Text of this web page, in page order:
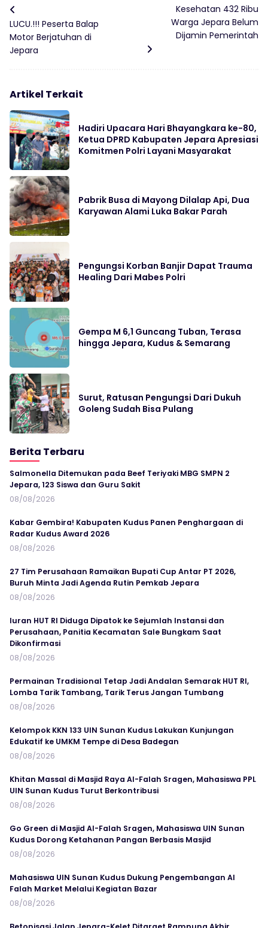
LUCU.!!! Peserta Balap
Motor Berjatuhan di
Jepara
Kesehatan 432 Ribu
Warga Jepara Belum
Dijamin Pemerintah
Artikel Terkait
Hadiri Upacara Hari Bhayangkara ke-80,
Ketua DPRD Kabupaten Jepara Apresiasi
Komitmen Polri Layani Masyarakat
Pabrik Busa di Mayong Dilalap Api, Dua
Karyawan Alami Luka Bakar Parah
Pengungsi Korban Banjir Dapat Trauma
Healing Dari Mabes Polri
Gempa M 6,1 Guncang Tuban, Terasa
hingga Jepara, Kudus & Semarang
Surut, Ratusan Pengungsi Dari Dukuh
Goleng Sudah Bisa Pulang
Berita Terbaru
Salmonella Ditemukan pada Beef Teriyaki MBG SMPN 2
Jepara, 123 Siswa dan Guru Sakit
08/08/2026
Kabar Gembira! Kabupaten Kudus Panen Penghargaan di
Radar Kudus Award 2026
08/08/2026
27 Tim Perusahaan Ramaikan Bupati Cup Antar PT 2026,
Buruh Minta Jadi Agenda Rutin Pemkab Jepara
08/08/2026
Iuran HUT RI Diduga Dipatok ke Sejumlah Instansi dan
Perusahaan, Panitia Kecamatan Sale Bungkam Saat
Dikonfirmasi
08/08/2026
Permainan Tradisional Tetap Jadi Andalan Semarak HUT RI,
Lomba Tarik Tambang, Tarik Terus Jangan Tumbang
08/08/2026
Kelompok KKN 133 UIN Sunan Kudus Lakukan Kunjungan
Edukatif ke UMKM Tempe di Desa Badegan
08/08/2026
Khitan Massal di Masjid Raya Al-Falah Sragen, Mahasiswa PPL
UIN Sunan Kudus Turut Berkontribusi
08/08/2026
Go Green di Masjid Al-Falah Sragen, Mahasiswa UIN Sunan
Kudus Dorong Ketahanan Pangan Berbasis Masjid
08/08/2026
Mahasiswa UIN Sunan Kudus Dukung Pengembangan Al
Falah Market Melalui Kegiatan Bazar
08/08/2026